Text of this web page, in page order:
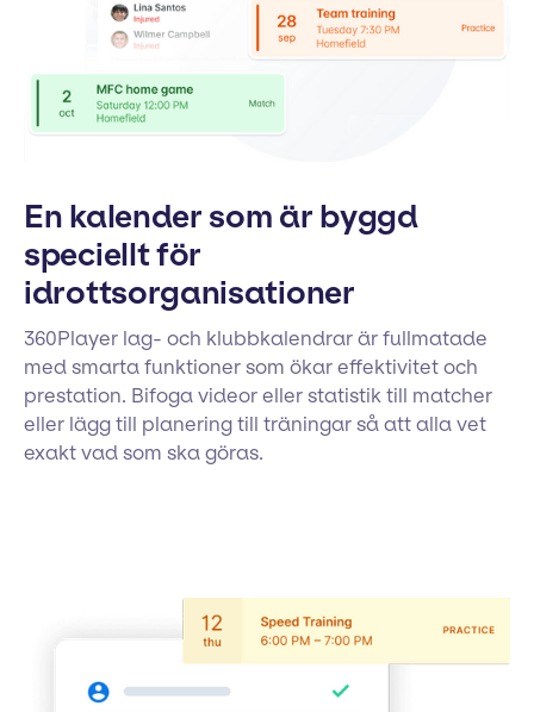
En kalender som är byggd
speciellt för
idrottsorganisationer
360Player lag- och klubbkalendrar är fullmatade
med smarta funktioner som ökar effektivitet och
prestation. Bifoga videor eller statistik till matcher
eller lägg till planering till träningar så att alla vet
exakt vad som ska göras.